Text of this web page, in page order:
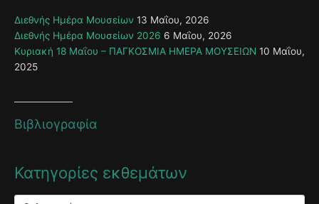
Διεθνής Ημέρα Μουσείων 13 Μαΐου, 2026
Διεθνής Ημέρα Μουσείων 2026 6 Μαΐου, 2026
Κυριακή 18 Μαΐου – ΠΑΓΚΟΣΜΙΑ ΗΜΕΡΑ ΜΟΥΣΕΙΩΝ 10 Μαΐου,
2025
Βιβλιογραφία
Κατηγορίες εκθεμάτων